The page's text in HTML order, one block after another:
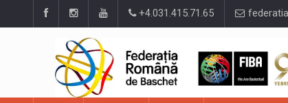
+4.031.415.71.65